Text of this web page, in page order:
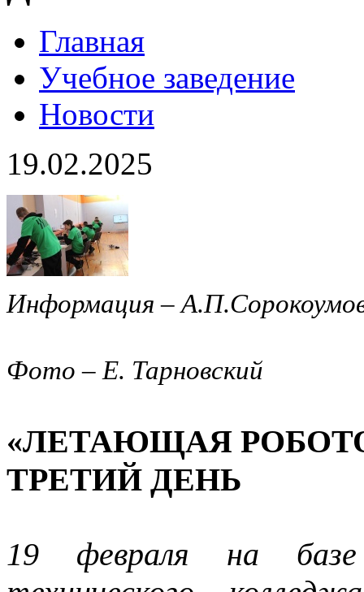
Главная
Учебное заведение
Новости
19.02.2025
Информация –
Фото – Е. Тарновский
«ЛЕТАЮЩАЯ
ТРЕТИЙ ДЕНЬ
19 февраля на базе